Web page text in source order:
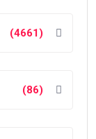
(4661)
(86)